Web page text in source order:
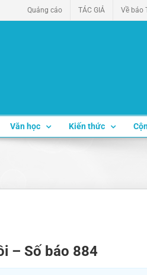
Quảng cáo TÁC GIẢ Về báo
Văn học Kiến thức
– Số báo 884